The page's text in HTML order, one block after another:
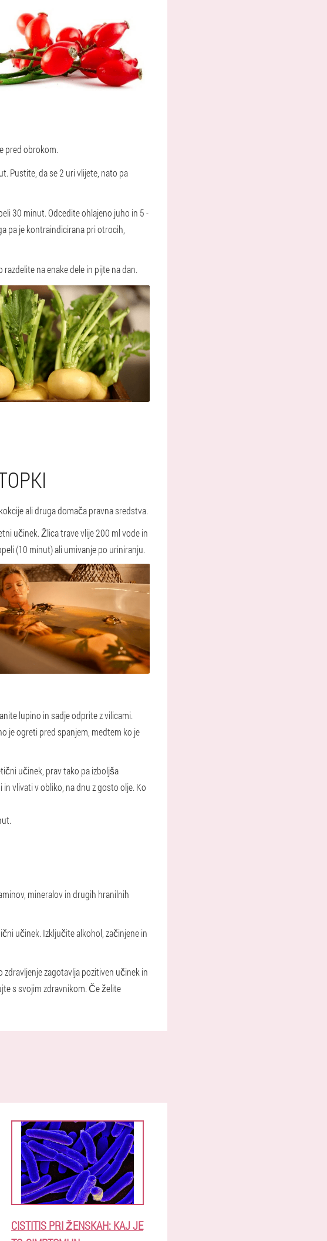
pred obrokom.
Pustite, da se 2 uri vlijete, nato pa
30 minut. Odcedite ohlajeno juho in 5 -
pa je kontraindicirana pri otrocih,
na enake dele in pijte na dan.
ali druga domača pravna sredstva.
učinek. Žlica trave vlije 200 ml vode in
(10 minut) ali umivanje po uriniranju.
lupino in sadje odprite z vilicami.
je ogreti pred spanjem, medtem ko je
učinek, prav tako pa izboljša
vlivati v obliko, na dnu z gosto olje. Ko
mineralov in drugih hranilnih
učinek. Izključite alkohol, začinjene in
zagotavlja pozitiven učinek in
s svojim zdravnikom. Če želite
CISTITIS PRI ŽENSKAH: KAJ JE